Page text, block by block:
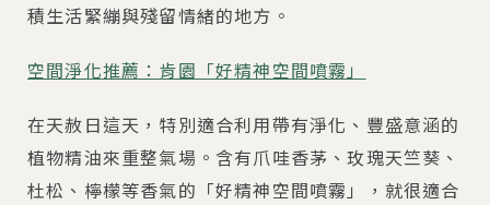
積生活緊繃與殘留情緒的地方。
空間淨化推薦：肯園「好精神空間噴霧」
在天赦日這天，特別適合利用帶有淨化、豐盛意涵的
植物精油來重整氣場。含有爪哇香茅、玫瑰天竺葵、
杜松、檸檬等香氣的「好精神空間噴霧」，就很適合